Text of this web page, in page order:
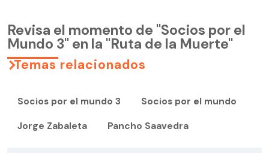
Revisa el momento de "Socios por el
Mundo 3" en la "Ruta de la Muerte"
Temas relacionados
Socios por el mundo 3 Socios por el mundo
Jorge Zabaleta Pancho Saavedra